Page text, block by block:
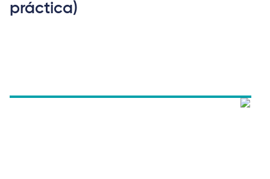
práctica)